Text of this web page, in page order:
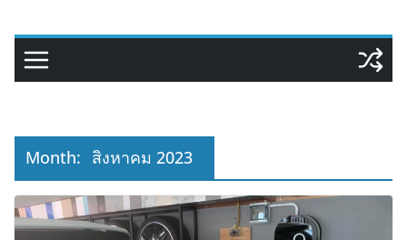
Month: สิงหาคม 2023